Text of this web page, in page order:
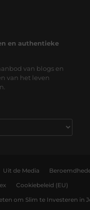
en authentieke
van blogs en
van het leven
Uit de Media
Cookiebeleid (EU)
om Slim te Investeren in